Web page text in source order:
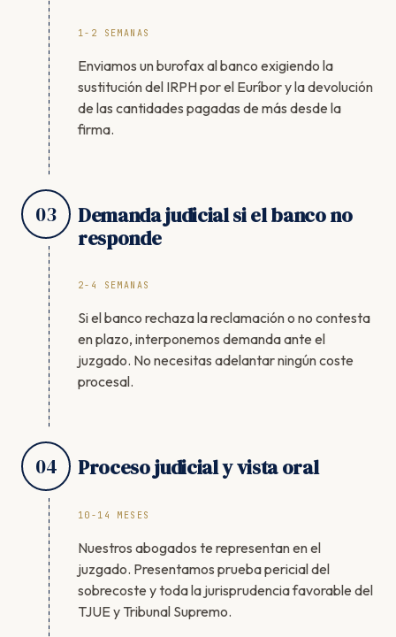
1-2 SEMANAS
Enviamos un burofax al banco exigiendo la
sustitución del IRPH por el Euríbor y la devolución
de las cantidades pagadas de más desde la
firma.
03
Demanda judicial si el banco no
responde
2-4 SEMANAS
Si el banco rechaza la reclamación o no contesta
en plazo, interponemos demanda ante el
juzgado. No necesitas adelantar ningún coste
procesal.
04 Proceso judicial y vista oral
10-14 MESES
Nuestros abogados te representan en el
juzgado. Presentamos prueba pericial del
sobrecoste y toda la jurisprudencia favorable del
TJUE y Tribunal Supremo.